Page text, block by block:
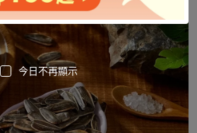
今日不再顯示